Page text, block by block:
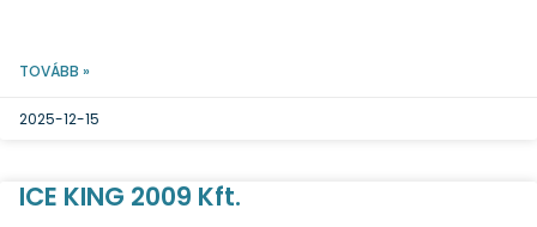
TOVÁBB »
2025-12-15
ICE KING 2009 Kft.